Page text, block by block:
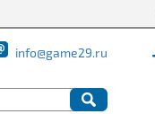
info@game29.ru